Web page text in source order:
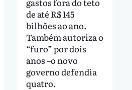
de até R$ 145
bilhões ao ano.
Também autoriza o
“furo” por dois
anos –o novo
governo defendia
quatro.